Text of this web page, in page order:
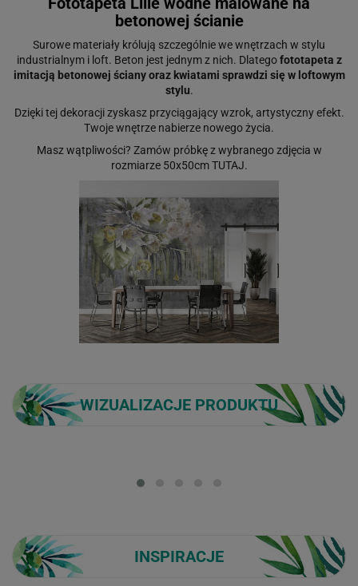
betonowej ścianie
Surowe materiały królują szczególnie we wnętrzach w stylu
industrialnym i loft. Beton jest jednym z nich. Dlategofototapeta z
imitacją betonowej ściany oraz kwiatami sprawdzi się w loftowym
stylu.
Dzięki tej dekoracji zyskasz przyciągający wzrok, artystyczny efekt.
Twoje wnętrze nabierze nowego życia.
Masz wątpliwości? Zamów próbkę z wybranego zdjęcia w
rozmiarze 50x50cmTUTAJ.
WIZUALIZACJE PRODUKTU
INSPIRACJE